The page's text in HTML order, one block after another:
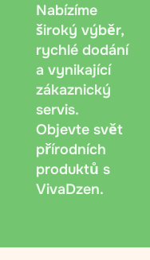
Nabízíme
široký výběr,
rychlé dodání
a vynikající
zákaznický
servis.
Objevte svět
přírodních
produktů s
VivaDzen.